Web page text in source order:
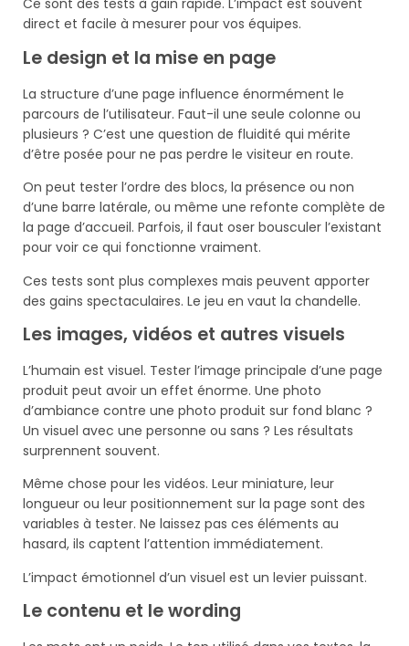
Ce sont des tests à gain rapide. L’impact est souvent
direct et facile à mesurer pour vos équipes.
Le design et la mise en page
La structure d’une page influence énormément le
parcours de l’utilisateur. Faut-il une seule colonne ou
plusieurs ? C’est une question de fluidité qui mérite
d’être posée pour ne pas perdre le visiteur en route.
On peut tester l’ordre des blocs, la présence ou non
d’une barre latérale, ou même une refonte complète de
la page d’accueil. Parfois, il faut oser bousculer l’existant
pour voir ce qui fonctionne vraiment.
Ces tests sont plus complexes mais peuvent apporter
des gains spectaculaires. Le jeu en vaut la chandelle.
Les images, vidéos et autres visuels
L’humain est visuel. Tester l’image principale d’une page
produit peut avoir un effet énorme. Une photo
d’ambiance contre une photo produit sur fond blanc ?
Un visuel avec une personne ou sans ? Les résultats
surprennent souvent.
Même chose pour les vidéos. Leur miniature, leur
longueur ou leur positionnement sur la page sont des
variables à tester. Ne laissez pas ces éléments au
hasard, ils captent l’attention immédiatement.
L’impact émotionnel d’un visuel est un levier puissant.
Le contenu et le wording